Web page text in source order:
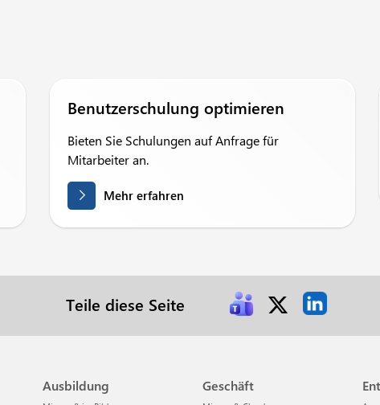
Benutzerschulung optimieren
Bieten Sie Schulungen auf Anfrage für
Mitarbeiter an.
Mehr erfahren
Teile diese Seite
Ausbildung Geschäft